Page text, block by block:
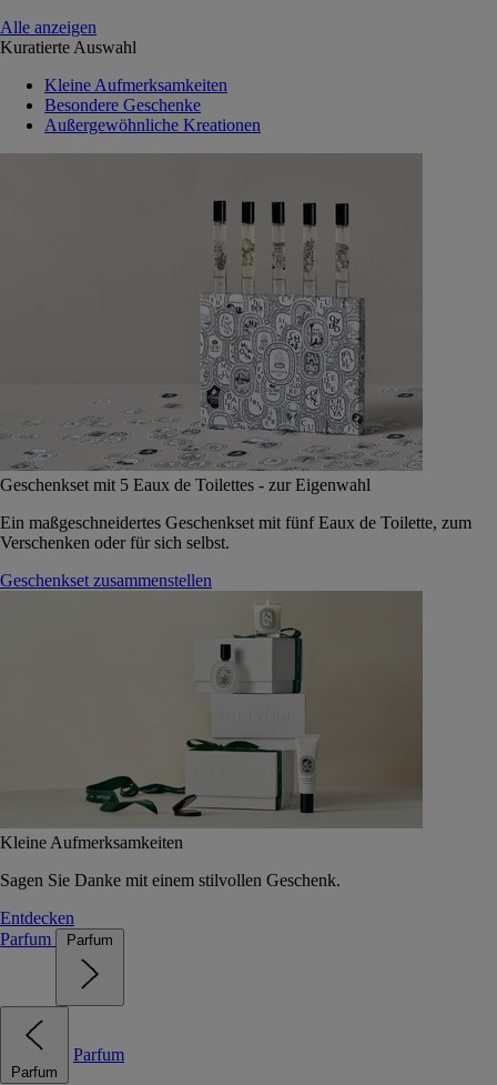
Alle anzeigen
Kuratierte Auswahl
Kleine Aufmerksamkeiten
Besondere Geschenke
Außergewöhnliche Kreationen
Geschenkset mit 5 Eaux de Toilettes - zur Eigenwahl
Ein maßgeschneidertes Geschenkset mit fünf Eaux de Toilette, zum
Verschenken oder für sich selbst.
Geschenkset zusammenstellen
Kleine Aufmerksamkeiten
Sagen Sie Danke mit einem stilvollen Geschenk.
Entdecken
Parfum
Parfum
Parfum
Parfum